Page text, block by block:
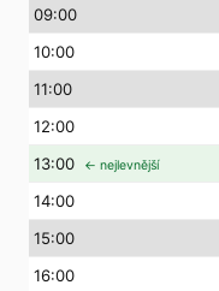
09:00
10:00
11:00
12:00
13:00 ← nejlevnější
14:00
15:00
16:00